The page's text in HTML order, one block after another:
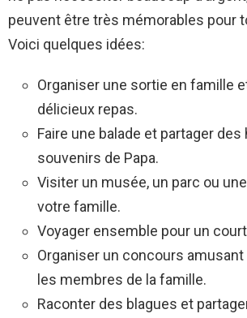
peuvent être très mémorables pour
Voici quelques idées:
Organiser une sortie en famille
délicieux repas.
Faire une balade et partager
souvenirs de Papa.
Visiter un musée, un parc ou
votre famille.
Voyager ensemble pour un
Organiser un concours
les membres de la famille.
Raconter des blagues et